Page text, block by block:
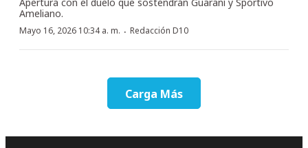
Ameliano.
Mayo 16, 2026 10:34 a. m. · Redacción D10
Carga Más